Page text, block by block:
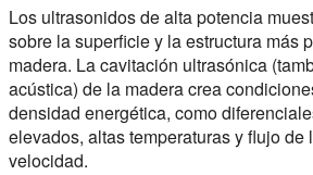
Los ultrasonidos de alta potencia
sobre la superficie y la estructura más
madera. La cavitación ultrasónica
acústica) de la madera crea
densidad energética, como
elevados, altas temperaturas y flujo de
velocidad.